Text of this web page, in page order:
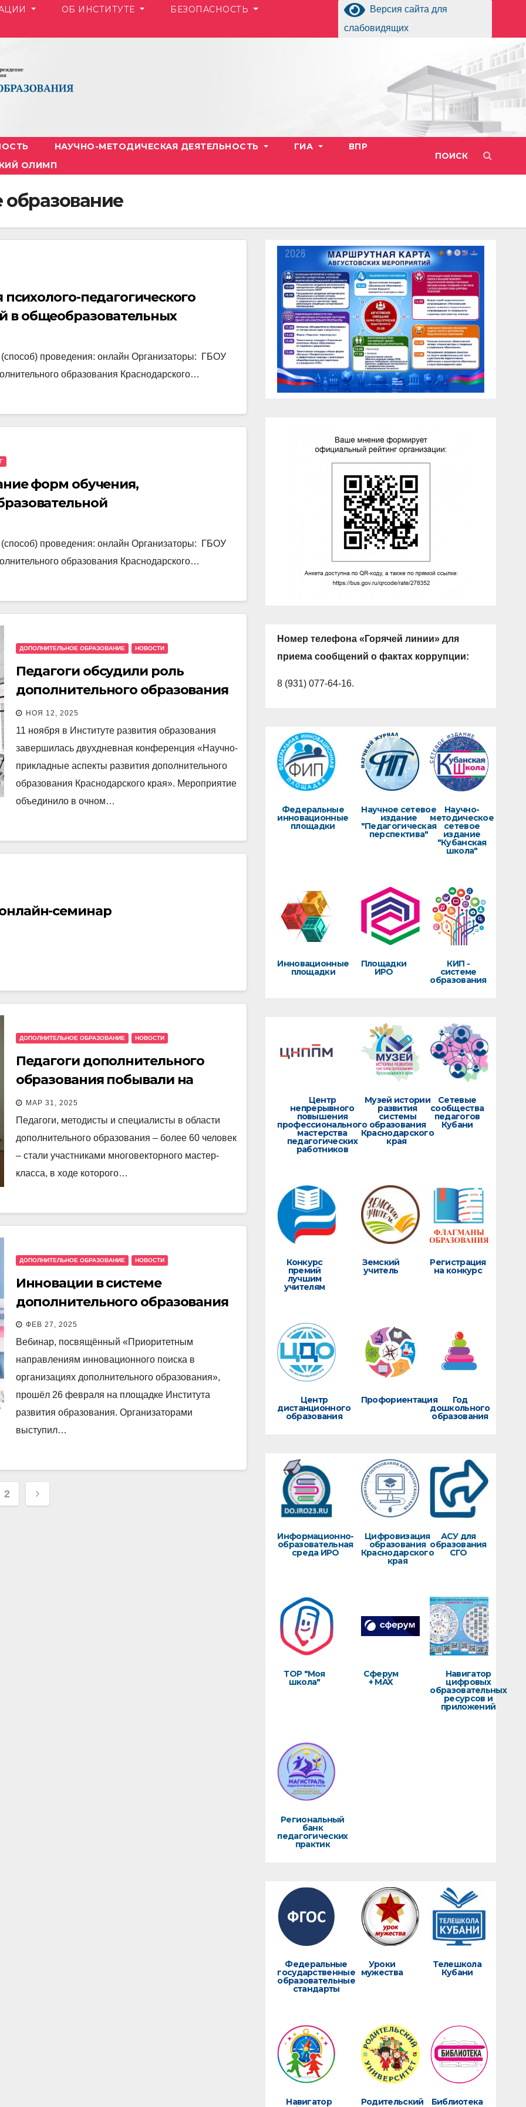
Версия сайта для
слабовидящих
ОБ ИНСТИТУТЕ
БЕЗОПАСНОСТЬ
ПОИСК
НАУЧНО-МЕТОДИЧЕСКАЯ ДЕЯТЕЛЬНОСТЬ ГИА
ВПР
ОЛИМП
педагогического
в общеобразовательных
проведения: онлайн Организаторы: ГБОУ
образования Краснодарского…
форм обучения,
мета-предметного результата
проведения: онлайн Организаторы: ГБОУ
образования Краснодарского…
ДОПОЛНИТЕЛЬНОЕ ОБРАЗОВАНИЕ НОВОСТИ
Педагоги обсудили роль
дополнительного образования
в развитии личности
НОЯ 12, 2025
11 ноября в Институте развития образования
завершилась двухдневная конференция «Научно-
прикладные аспекты развития дополнительного
образования Краснодарского края». Мероприятие
объединило в очном…
семинар
ДОПОЛНИТЕЛЬНОЕ ОБРАЗОВАНИЕ НОВОСТИ
Педагоги дополнительного
образования побывали на
мастер-классах
МАР 31, 2025
Педагоги, методисты и специалисты в области
дополнительного образования – более 60 человек
– стали участниками многовекторного мастер-
класса, в ходе которого…
ДОПОЛНИТЕЛЬНОЕ ОБРАЗОВАНИЕ НОВОСТИ
Инновации в системе
дополнительного образования
ФЕВ 27, 2025
Вебинар, посвящённый «Приоритетным
направлениям инновационного поиска в
организациях дополнительного образования»,
прошёл 26 февраля на площадке Института
развития образования. Организаторами
выступил…
2
Номер телефона «Горячей линии» для
приема сообщений о фактах коррупции:
8 (931) 077-64-16.
Федеральные
инновационные
площадки
Научное сетевое
издание
"Педагогическая
перспектива"
Научно-
методическое
сетевое
издание
"Кубанская
школа"
Инновационные
площадки
Площадки
ИРО
КИП -
системе
образования
Центр
непрерывного
повышения
профессионального
мастерства
педагогических
работников
Музей истории
развития
системы
образования
Краснодарского
края
Сетевые
сообщества
педагогов
Кубани
Конкурс
премий
лучшим
учителям
Земский
учитель
Регистрация
на конкурс
Центр
дистанционного
образования
Профориентация Год
дошкольного
образования
Информационно-
образовательная
среда ИРО
Цифровизация
образования
Краснодарского
края
АСУ для
образования
СГО
ТОР "Моя
школа"
Сферум
+ MAX
Навигатор
цифровых
образовательных
ресурсов и
приложений
Региональный
банк
педагогических
практик
Федеральные
государственные
образовательные
стандарты
Уроки
мужества
Телешкола
Кубани
Навигатор Родительский Библиотека